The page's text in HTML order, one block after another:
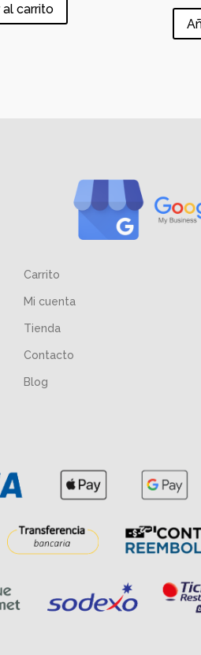
al carrito
Carrito
Mi cuenta
Tienda
Contacto
Blog